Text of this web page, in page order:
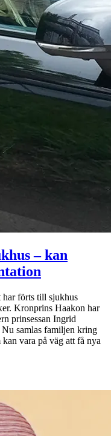
– kan
har förts till sjukhus
Kronprins Haakon har
prinsessan Ingrid
samlas familjen kring
vara på väg att få nya